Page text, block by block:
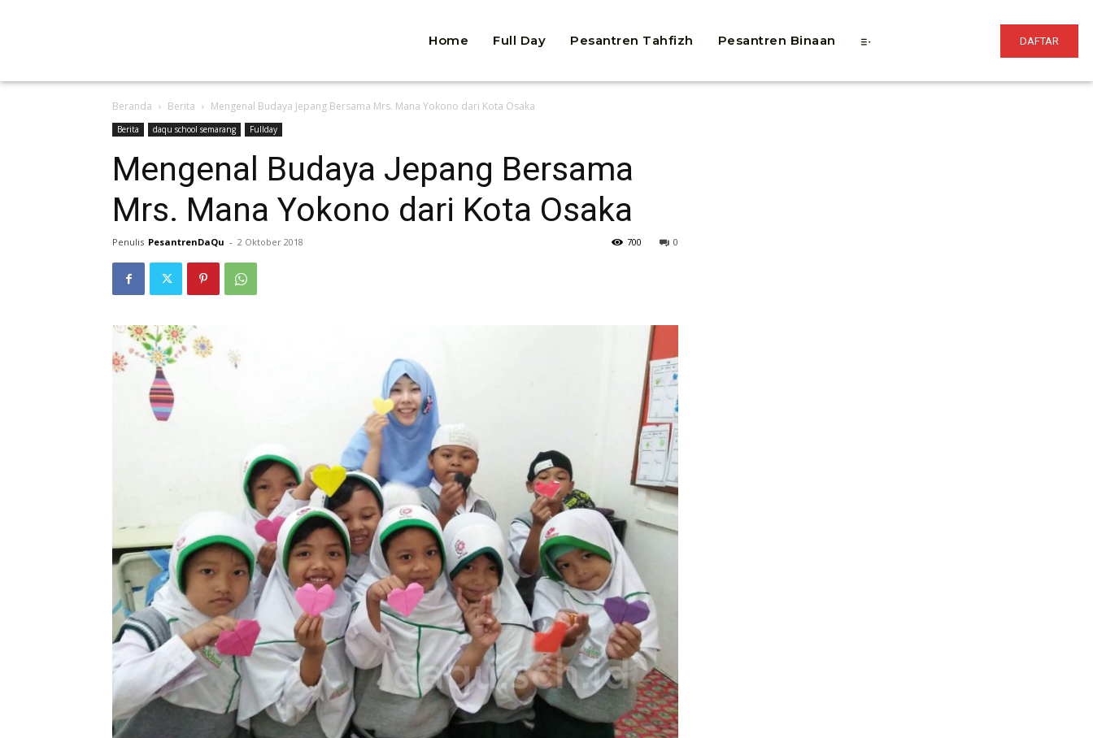
Home Full Day Pesantren Tahfizh Pesantren Binaan DAFTAR
Beranda Berita Mengenal Budaya Jepang Bersama Mrs. Mana Yokono dari Kota Osaka
Berita daqu school semarang Fullday
Mengenal Budaya Jepang Bersama
Mrs. Mana Yokono dari Kota Osaka
Penulis PesantrenDaQu - 2 Oktober 2018 0
700